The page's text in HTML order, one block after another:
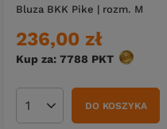
Bluza BKK Pike | rozm. M
236,00 zł
Kup za: 7788 PKT punktów
Ilość produktówDO KOSZYKA